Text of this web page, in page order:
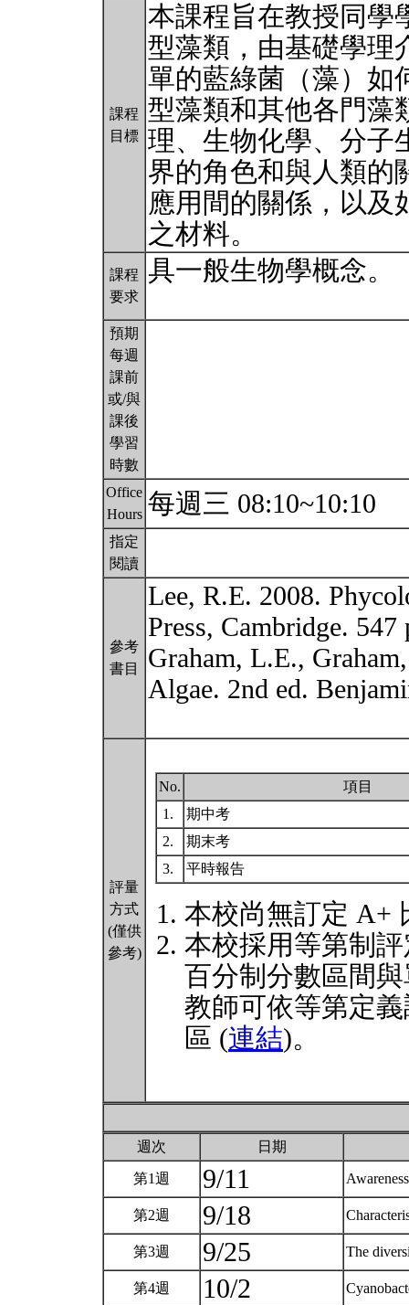
課程
目標
本課程旨在教授同學
型藻類，由基礎學理
單的藍綠菌（藻）如
型藻類和其他各門藻
理、生物化學、分子
界的角色和與人類的
應用間的關係，以及
之材料。
課程
要求
具一般生物學概念。
預期
每週
課前
或/與
課後
學習
時數
Office
Hours 每週三 08:10~10:10
指定
閱讀
參考
書目
Lee, R.E. 2008.
Press, Cambridge. 547
Graham, L.E.,
Algae. 2nd ed.
評量
方式
(僅供
參考)
No.
項目
1.
期中考
2.
期末考
3.
平時報告
本校尚無訂定 A+
本校採用等第制
百分制分數區間
教師可依等第定
區 (連結)。
週次 日期
第1週 9/11
第2週 9/18
第3週 9/25 The
第4週 10/2